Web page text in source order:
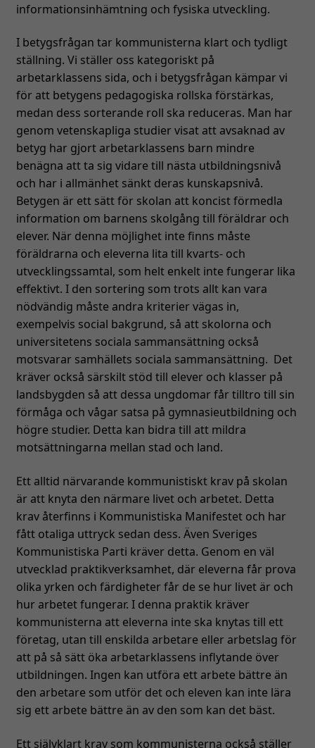
informationsinhämtning och fysiska utveckling.
I betygsfrågan tar kommunisterna klart och tydligt
ställning. Vi ställer oss kategoriskt på
arbetarklassens sida, och i betygsfrågan kämpar vi
för att betygens pedagogiska rollska förstärkas,
medan dess sorterande roll ska reduceras. Man har
genom vetenskapliga studier visat att avsaknad av
betyg har gjort arbetarklassens barn mindre
benägna att ta sig vidare till nästa utbildningsnivå
och har i allmänhet sänkt deras kunskapsnivå.
Betygen är ett sätt för skolan att koncist förmedla
information om barnens skolgång till föräldrar och
elever. När denna möjlighet inte finns måste
föräldrarna och eleverna lita till kvarts- och
utvecklingssamtal, som helt enkelt inte fungerar lika
effektivt. I den sortering som trots allt kan vara
nödvändig måste andra kriterier vägas in,
exempelvis social bakgrund, så att skolorna och
universitetens sociala sammansättning också
motsvarar samhällets sociala sammansättning. Det
kräver också särskilt stöd till elever och klasser på
landsbygden så att dessa ungdomar får tilltro till sin
förmåga och vågar satsa på gymnasieutbildning och
högre studier. Detta kan bidra till att mildra
motsättningarna mellan stad och land.
Ett alltid närvarande kommunistiskt krav på skolan
är att knyta den närmare livet och arbetet. Detta
krav återfinns i Kommunistiska Manifestet och har
fått otaliga uttryck sedan dess. Även Sveriges
Kommunistiska Parti kräver detta. Genom en väl
utvecklad praktikverksamhet, där eleverna får prova
olika yrken och färdigheter får de se hur livet är och
hur arbetet fungerar. I denna praktik kräver
kommunisterna att eleverna inte ska knytas till ett
företag, utan till enskilda arbetare eller arbetslag för
att på så sätt öka arbetarklassens inflytande över
utbildningen. Ingen kan utföra ett arbete bättre än
den arbetare som utför det och eleven kan inte lära
sig ett arbete bättre än av den som kan det bäst.
Ett självklart krav som kommunisterna också ställer